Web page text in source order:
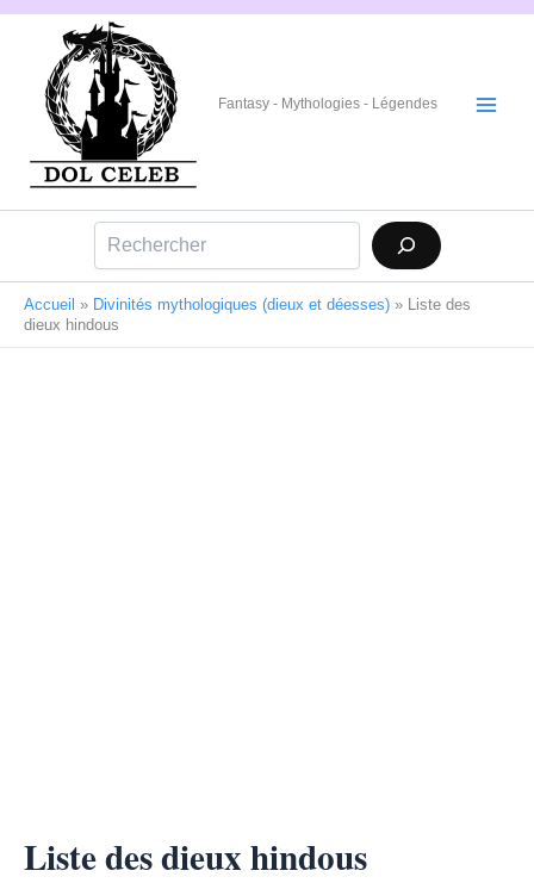
Aller
Fantasy - Mythologies - Légendes
Accueil » Divinités mythologiques (dieux et déesses) » Liste des
dieux hindous
Liste des dieux hindous